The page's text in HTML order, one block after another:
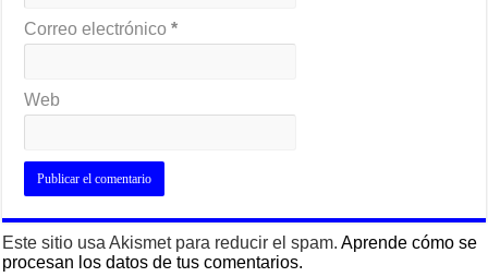
Correo electrónico*
Web
Este sitio usa Akismet para reducir el spam.Aprende cómo se
procesan los datos de tus comentarios.